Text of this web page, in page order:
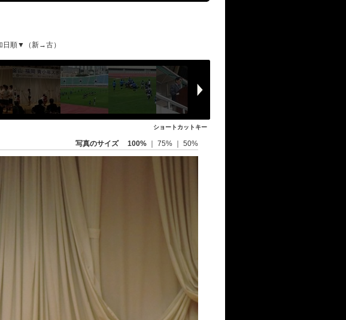
日順▼（新→古）
ショートカットキー
写真のサイズ 100% 75% 50%